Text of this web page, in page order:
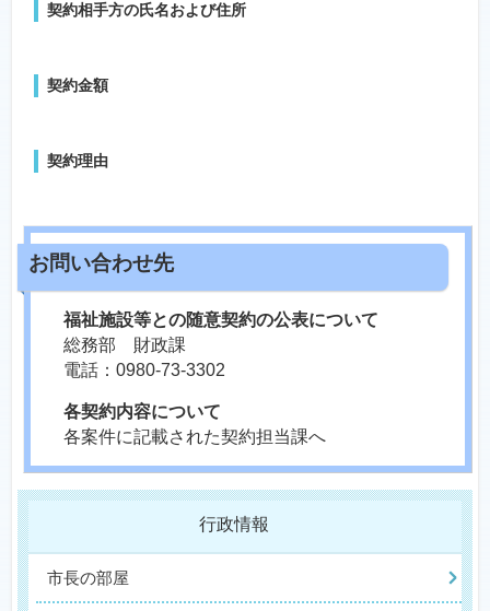
契約相手方の氏名および住所
契約金額
契約理由
福祉施設等との随意契約の公表について
総務部 財政課
電話：0980-73-3302
各契約内容について
各案件に記載された契約担当課へ
行政情報
市長の部屋